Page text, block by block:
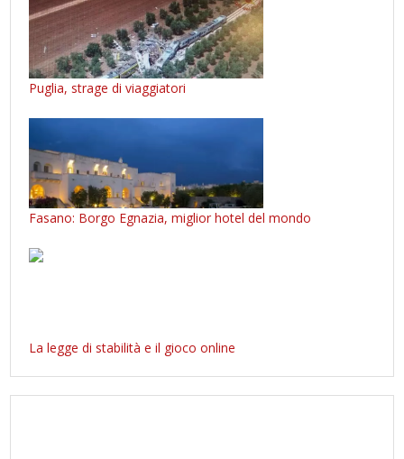
Puglia, strage di viaggiatori
Fasano: Borgo Egnazia, miglior hotel del mondo
La legge di stabilità e il gioco online